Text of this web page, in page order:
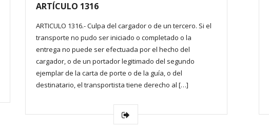
ARTÍCULO 1316
ARTICULO 1316.- Culpa del cargador o de un tercero. Si el
transporte no pudo ser iniciado o completado o la
entrega no puede ser efectuada por el hecho del
cargador, o de un portador legitimado del segundo
ejemplar de la carta de porte o de la guía, o del
destinatario, el transportista tiene derecho al […]